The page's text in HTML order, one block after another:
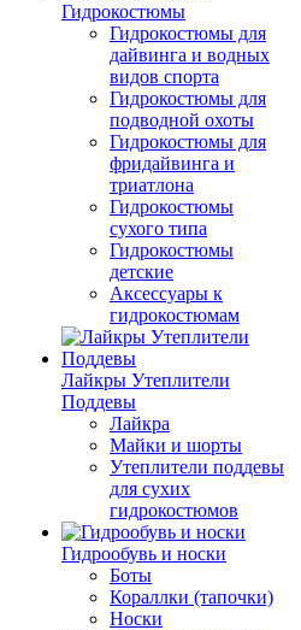
Гидрокостюмы
Гидрокостюмы для
дайвинга и водных
видов спорта
Гидрокостюмы для
подводной охоты
Гидрокостюмы для
фридайвинга и
триатлона
Гидрокостюмы
сухого типа
Гидрокостюмы
детские
Аксессуары к
гидрокостюмам
Лайкры Утеплители
Поддевы
Лайкра
Майки и шорты
Утеплители поддевы
для сухих
гидрокостюмов
Гидрообувь и носки
Боты
Кораллки (тапочки)
Носки